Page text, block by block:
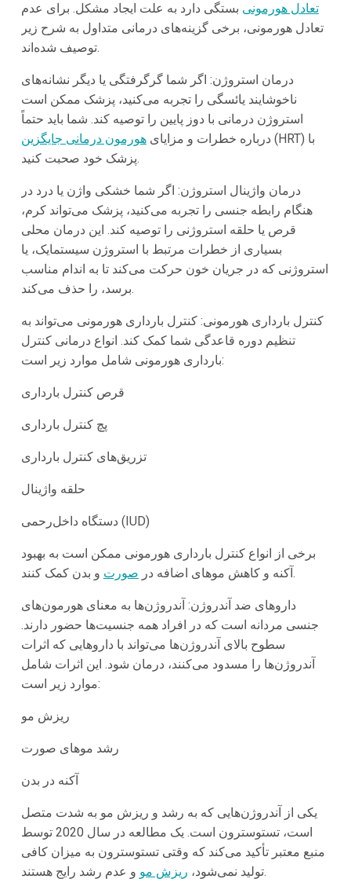
تعادل هورمونی بستگی دارد به علت ایجاد مشکل. برای عدم
تعادل هورمونی، برخی گزینه‌های درمانی متداول به شرح زیر
توصیف شده‌اند.
درمان استروژن: اگر شما گرگرفتگی یا دیگر نشانه‌های
ناخوشایند یائسگی را تجربه می‌کنید، پزشک ممکن است
استروژن درمانی با دوز پایین را توصیه کند. شما باید حتماً
درباره خطرات و مزایایهورمون درمانی جایگزین
(HRT) با
پزشک خود صحبت کنید.
درمان واژینال استروژن: اگر شما خشکی واژن یا درد در
هنگام رابطه جنسی را تجربه می‌کنید، پزشک می‌تواند کرم،
قرص یا حلقه استروژنی را توصیه کند. این درمان محلی
بسیاری از خطرات مرتبط با استروژن سیستمایک، یا
استروژنی که در جریان خون حرکت می‌کند تا به اندام مناسب
برسد، را حذف می‌کند.
کنترل بارداری هورمونی: کنترل بارداری هورمونی می‌تواند به
تنظیم دوره قاعدگی شما کمک کند. انواع درمانی کنترل
بارداری هورمونی شامل موارد زیر است:
قرص کنترل بارداری
پچ کنترل بارداری
تزریق‌های کنترل بارداری
حلقه واژینال
دستگاه داخل‌رحمی (IUD)
برخی از انواع کنترل بارداری هورمونی ممکن است به بهبود
آکنه و کاهش موهای اضافه در صورت و بدن کمک کنند.
داروهای ضد آندروژن: آندروژن‌ها به معنای هورمون‌های
جنسی مردانه است که در افراد همه جنسیت‌ها حضور دارند.
سطوح بالای آندروژن‌ها می‌تواند با داروهایی که اثرات
آندروژن‌ها را مسدود می‌کنند، درمان شود. این اثرات شامل
موارد زیر است:
ریزش مو
رشد موهای صورت
آکنه در بدن
یکی از آندروژن‌هایی که به رشد و ریزش مو به شدت متصل
است، تستوسترون است. یک مطالعه در سال 2020 توسط
منبع معتبر تأکید می‌کند که وقتی تستوسترون به میزان کافی
تولید نمی‌شود، ریزش مو و عدم رشد رایج هستند.